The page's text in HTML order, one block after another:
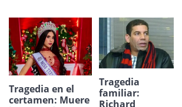
Tragedia en el
certamen: Muere
Tragedia
familiar:
Richard